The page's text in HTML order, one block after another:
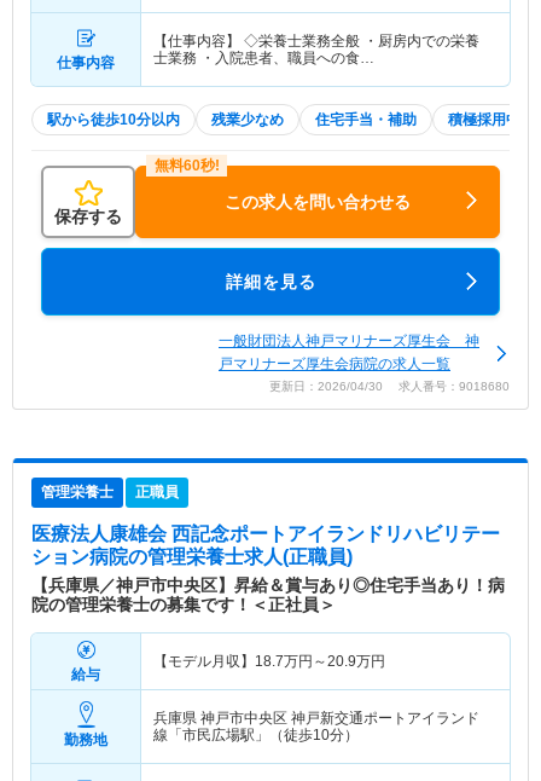
仕事内容
【仕事内容】 ◇栄養士業務全般 ・厨房内での栄養
士業務 ・入院患者、職員への食…
駅から徒歩10分以内 残業少なめ 住宅手当・補助 積極採用中
保存する
この求人を問い合わせる
詳細を見る
一般財団法人神戸マリナーズ厚生会 神
戸マリナーズ厚生会病院の求人一覧
更新日：2026/04/30 求人番号：9018680
管理栄養士 正職員
医療法人康雄会 西記念ポートアイランドリハビリテー
ション病院の管理栄養士求人(正職員)
【兵庫県／神戸市中央区】昇給＆賞与あり◎住宅手当あり！病
院の管理栄養士の募集です！＜正社員＞
給与
【モデル月収】 18.7万円～20.9万円
勤務地
兵庫県 神戸市中央区 神戸新交通ポートアイランド
線「市民広場駅」（徒歩10分）